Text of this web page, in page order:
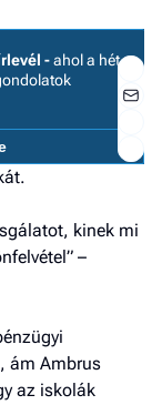
-ahol a hét
kinek mi
–
ám Ambrus
az iskolák